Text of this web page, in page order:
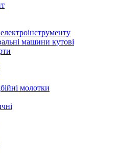
машини кутові
молотки